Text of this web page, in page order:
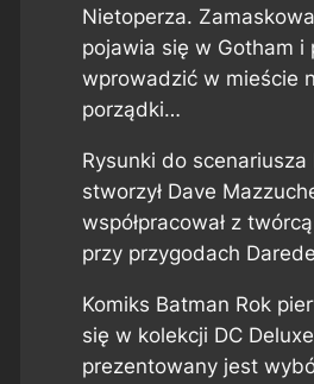
Nietoperza.
pojawia się w Gotham i
wprowadzić w mieście
porządki…
Rysunki do scenariusza
stworzył Dave
współpracował z
przy przygodach
Komiks Batman Rok
się w kolekcji DC
prezentowany jest